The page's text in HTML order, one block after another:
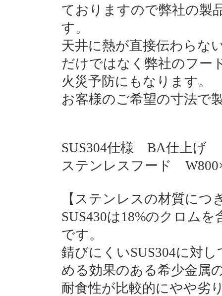
ておりますので弊社の製
す。
天井に熱が直接伝わらな
だけではなく弊社のフー
火災予防にもなります。
お客様のご希望の寸法で
SUS304仕様 BA仕上げ
ステンレスフード
【ステンレスの材質につ
SUS430は18%のクロム
です。
錆びにくいSUS304に対
める効果のある希少金属
耐食性が比較的にやや劣